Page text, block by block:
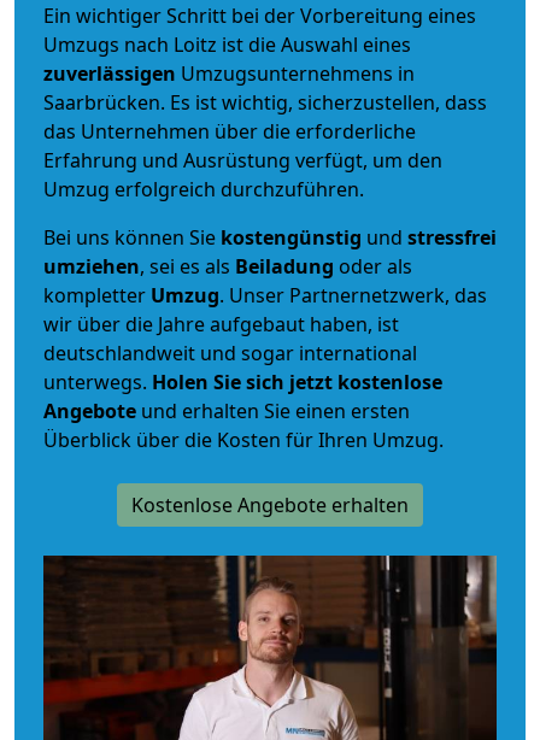
Ein wichtiger Schritt bei der Vorbereitung eines
Umzugs nach Loitz ist die Auswahl eines
zuverlässigen Umzugsunternehmens in
Saarbrücken. Es ist wichtig, sicherzustellen, dass
das Unternehmen über die erforderliche
Erfahrung und Ausrüstung verfügt, um den
Umzug erfolgreich durchzuführen.
Bei uns können Sie kostengünstig und stressfrei
umziehen, sei es als Beiladung oder als
kompletter Umzug. Unser Partnernetzwerk, das
wir über die Jahre aufgebaut haben, ist
deutschlandweit und sogar international
unterwegs. Holen Sie sich jetzt kostenlose
Angebote und erhalten Sie einen ersten
Überblick über die Kosten für Ihren Umzug.
Kostenlose Angebote erhalten